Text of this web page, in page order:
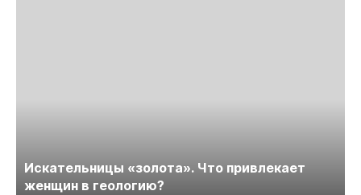
Искательницы «золота». Что привлекает
женщин в геологию?